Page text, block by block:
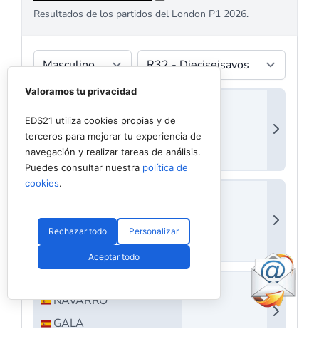
Valoramos tu privacidad
EDS21 utiliza cookies propias y de
terceros para mejorar tu experiencia de
navegación y realizar tareas de análisis.
Puedes consultar nuestra política de
cookies.
Rechazar todo Personalizar
Aceptar todo